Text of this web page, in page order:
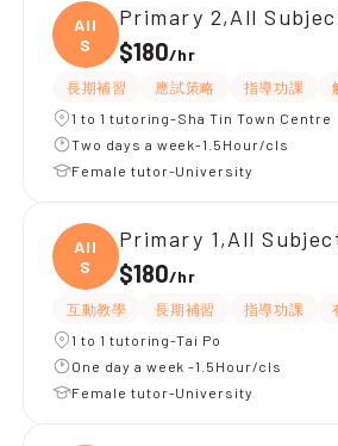
All
S
Primary 2,All
$180/hr
長期補習 應試策略 指導功課
1 to 1 tutoring-Sha Tin Town Centre
Two days a week-1.5Hour/cls
Female tutor-University
All
S
Primary 1,All
$180/hr
互動教學 長期補習 指導功課
1 to 1 tutoring-Tai Po
One day a week -1.5Hour/cls
Female tutor-University